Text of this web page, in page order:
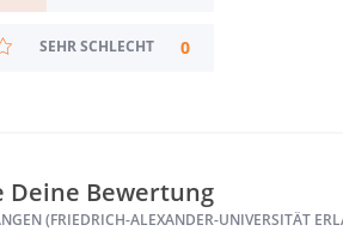
SEHR SCHLECHT 0
Deine Bewertung
(FRIEDRICH-ALEXANDER-UNIVERSITÄT